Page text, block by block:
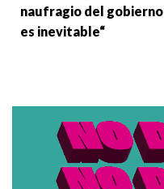
naufragio del gobierno
es inevitable“